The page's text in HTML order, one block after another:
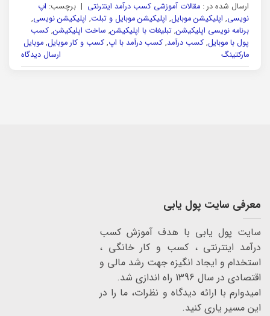
ارسال شده در : مقالات آموزشی کسب درآمد اینترنتی | برچسب: اپ
نویسی, اپلیکیشن موبایل, اپلیکیشن موبایل و تبلت, اپلیکیشن نویسی,
برنامه نویسی اپلیکیشن, تبلیغات با اپلیکیشن, ساخت اپلیکیشن, کسب
پول با موبایل, کسب درآمد, کسب درآمد با اپ, کسب و کار موبایل, موبایل
مارکتینگ
ارسال دیدگاه
معرفی سایت پول یابی
سایت پول یابی با هدف آموزش کسب
درآمد اینترنتی ، کسب و کار خانگی ،
استخدام و ایجاد انگیزه جهت رشد مالی و
اقتصادی در سال 1396 راه اندازی شد.
امیدوارم با ارائه دیدگاه و نظرات، ما را در
این مسیر یاری کنید.